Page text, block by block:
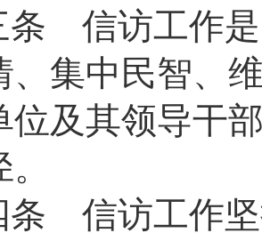
条 信访工作是
、集中民智、
位及其领导干
条 信访工作坚